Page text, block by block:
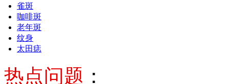
雀斑
咖啡斑
老年斑
纹身
太田痣
热点问题 ：